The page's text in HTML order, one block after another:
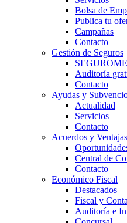
Bolsa de
Publica tu
Campañas
Contacto
Gestión de Seguros
Auditoría
Contacto
Ayudas y
Actualidad
Servicios
Contacto
Acuerdos y Ventajas
Central de
Contacto
Económico Fiscal
Destacados
Fiscal y
Auditoría e